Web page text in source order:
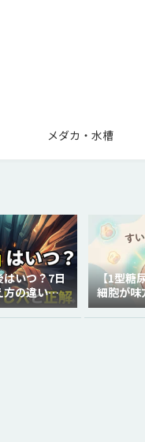
メダカ・水槽
はいつ？7日
の違いを
【1型糖
細胞が味
代再生医